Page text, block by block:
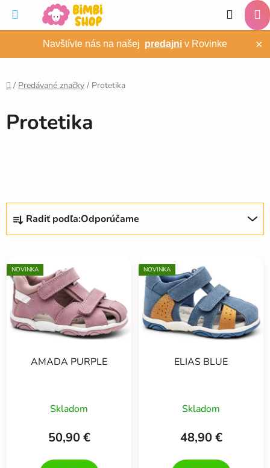
obsah
Navštívte nás na našej predajni v Rovinke ×
Hľadať
/ Predávané značky / Protetika
Protetika
R
d
n
e
p
Radiť podľa:Odporúčame
ý
p
s
p
NOVINKA
AMADA PURPLE
Skladom
50,90 €
NOVINKA
ELIAS BLUE
Skladom
48,90 €